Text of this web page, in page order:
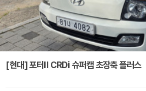
[현대] 포터II CRDi 슈퍼캡 초장축 플러스